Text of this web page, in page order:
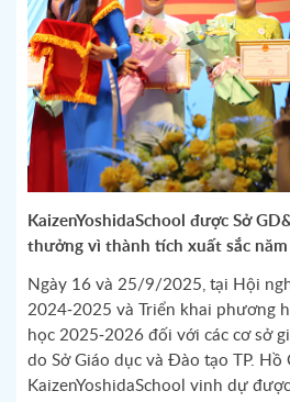
KaizenYoshidaSchool được Sở
thưởng vì thành tích xuất sắc
Ngày 16 và 25/9/2025, tại Hội
2024-2025 và Triển khai phương
học 2025-2026 đối với các cơ sở
do Sở Giáo dục và Đào tạo TP.
KaizenYoshidaSchool vinh dự